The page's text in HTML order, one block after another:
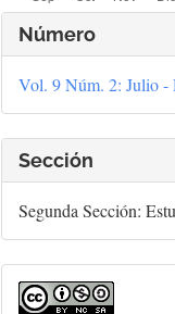
Detalles
del
artículo
Número
Vol. 9 Núm. 2: Julio -
Sección
Segunda Sección: